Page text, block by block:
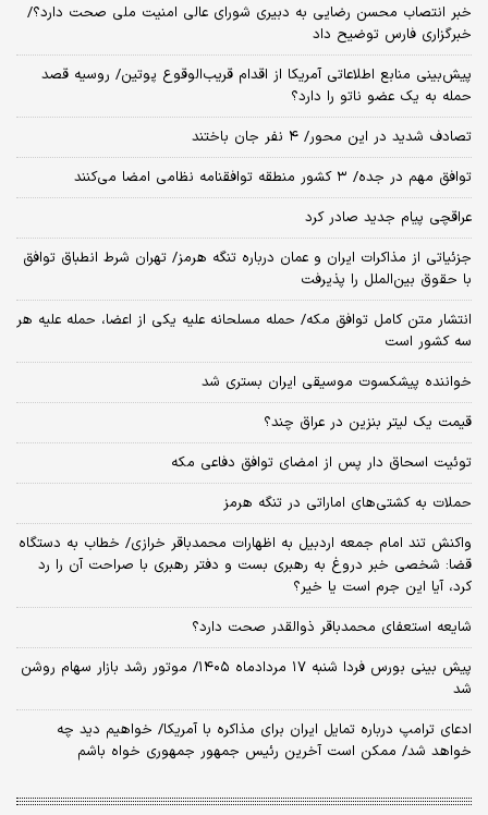
خبر انتصاب محسن رضایی به دبیری شورای عالی امنیت ملی صحت دارد؟/
خبرگزاری فارس توضیح داد
پیش‌بینی منابع اطلاعاتی آمریکا از اقدام قریب‌الوقوع پوتین/ روسیه قصد
حمله به یک عضو ناتو را دارد؟
تصادف شدید در این محور/ ۴ نفر جان باختند
توافق مهم در جده/ ۳ کشور منطقه توافقنامه نظامی امضا می‌کنند
عراقچی پیام جدید صادر کرد
جزئیاتی از مذاکرات ایران و عمان درباره تنگه هرمز/ تهران شرط انطباق توافق
با حقوق بین‌الملل را پذیرفت
انتشار متن کامل توافق مکه/ حمله مسلحانه علیه یکی از اعضا، حمله علیه هر
سه کشور است
خواننده پیشکسوت موسیقی ایران بستری شد
قیمت یک لیتر بنزین در عراق چند؟
توئیت اسحاق دار پس از امضای توافق دفاعی مکه
حملات به کشتی‌های اماراتی در تنگه هرمز
واکنش تند امام جمعه اردبیل به اظهارات محمدباقر خرازی/ خطاب به دستگاه
قضا: شخصی خبر دروغ به رهبری بست و دفتر رهبری با صراحت آن را رد
کرد، آیا این جرم است یا خیر؟
شایعه استعفای محمدباقر ذوالقدر صحت دارد؟
پیش بینی بورس فردا شنبه ۱۷ مردادماه ۱۴۰۵/ موتور رشد بازار سهام روشن
شد
ادعای ترامپ درباره تمایل ایران برای مذاکره با آمریکا/ خواهیم دید چه
خواهد شد/ ممکن است آخرین رئیس‌ جمهور جمهوری خواه باشم